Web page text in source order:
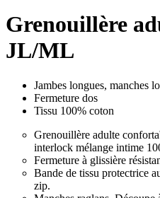
Grenouillère
JL/ML
Jambes longues, manches
Fermeture dos
Tissu 100% coton
Grenouillère adulte
interlock mélange intime
Fermeture à glissière
Bande de tissu protectrice
zip.